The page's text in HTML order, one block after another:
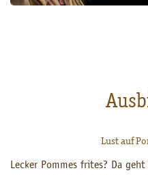
Lust auf
Lecker Pommes frites? Da